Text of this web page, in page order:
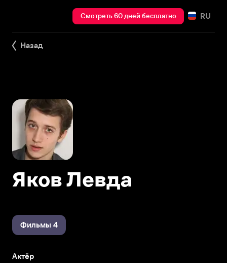
Смотреть 60 дней бесплатно RU
Назад
Яков Левда
Фильмы 4
Актёр